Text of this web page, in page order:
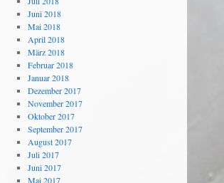
Juni 2018
Mai 2018
April 2018
März 2018
Februar 2018
Januar 2018
Dezember 2017
November 2017
Oktober 2017
September 2017
August 2017
Juli 2017
Juni 2017
Mai 2017